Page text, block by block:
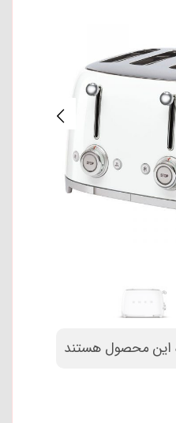
این محصول هستند